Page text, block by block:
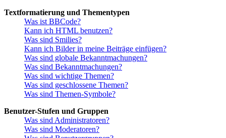
Textformatierung und Thementypen
Was ist BBCode?
Kann ich HTML benutzen?
Was sind Smilies?
Kann ich Bilder in meine Beiträge einfügen?
Was sind globale Bekanntmachungen?
Was sind Bekanntmachungen?
Was sind wichtige Themen?
Was sind geschlossene Themen?
Was sind Themen-Symbole?
Benutzer-Stufen und Gruppen
Was sind Administratoren?
Was sind Moderatoren?